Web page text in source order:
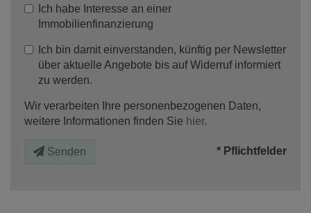
Ich habe Interesse an einer
Immobilienfinanzierung
Ich bin damit einverstanden, künftig per Newsletter
über aktuelle Angebote bis auf Widerruf informiert
zu werden.
Wir verarbeiten Ihre personenbezogenen Daten,
weitere Informationen finden Sie hier.
Senden * Pflichtfelder